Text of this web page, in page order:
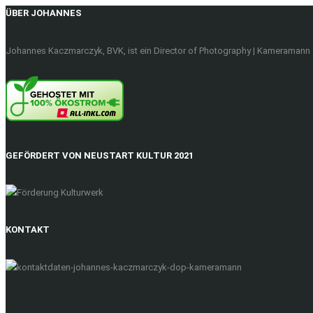
ÜBER JOHANNES
Johannes Kaczmarczyk, BVK, ist ein Director of Photography |
GEFÖRDERT VON NEUSTART KULTUR 2021
KONTAKT